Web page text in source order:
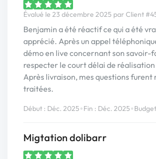
Évalué le 23 décembre 2025 par Client
Benjamin a été réactif ce qui a été
apprécié. Après un appel
démo en live concernant son savoir-
respecter le court délai de
Après livraison, mes questions
traitées.
Début : Déc. 2025•Fin : Déc. 2025•
Migtation dolibarr